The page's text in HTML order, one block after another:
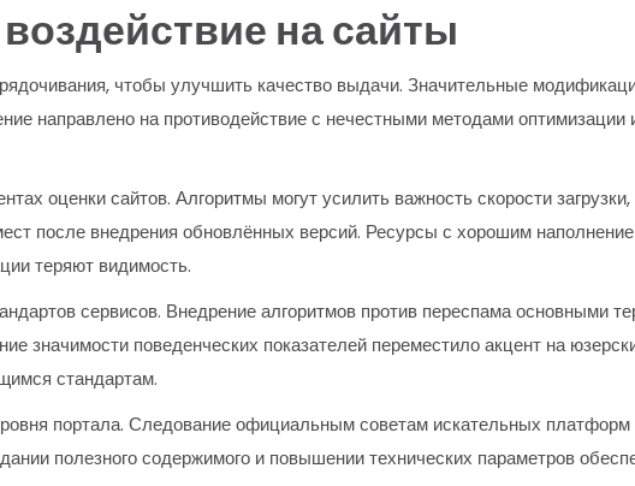
на сайты
чтобы улучшить качество выдачи. Значительные
направлено на противодействие с нечестными методами
оценки сайтов. Алгоритмы могут усилить важность скорости
после внедрения обновлённых версий. Ресурсы с хорошим
теряют видимость.
сервисов. Внедрение алгоритмов против переспама основными
значимости поведенческих показателей переместило акцент на
стандартам.
портала. Следование официальным советам искательных
полезного содержимого и повышении технических параметров